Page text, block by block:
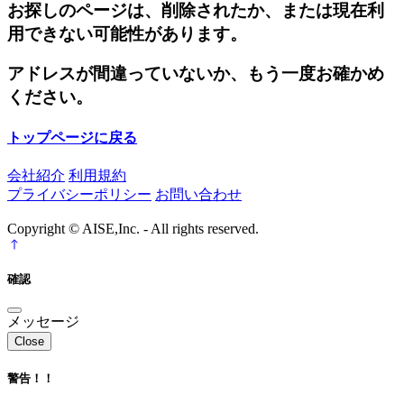
お探しのページは、削除されたか、または現在利
用できない可能性があります。
アドレスが間違っていないか、もう一度お確かめ
ください。
トップページに戻る
会社紹介 利用規約
プライバシーポリシー お問い合わせ
Copyright © AISE,Inc. - All rights reserved.
確認
メッセージ
Close
警告！！